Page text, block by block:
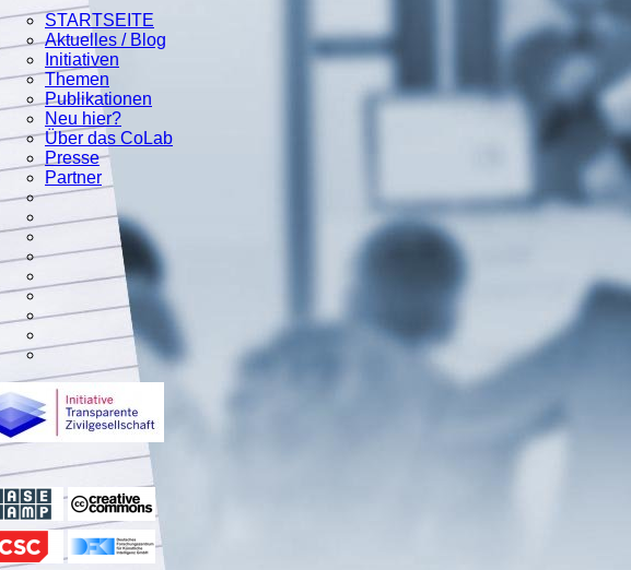
STARTSEITE
Aktuelles / Blog
Initiativen
Themen
Publikationen
Neu hier?
Über das CoLab
Presse
Partner